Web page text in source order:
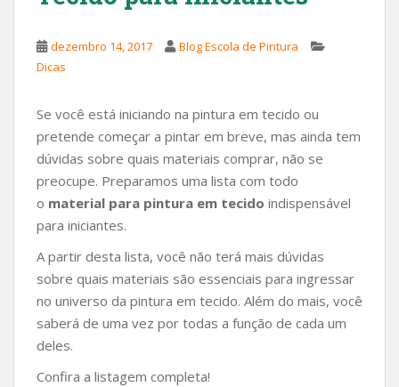
dezembro 14, 2017
Blog Escola de Pintura
Dicas
Se você está iniciando na pintura em tecido ou
pretende começar a pintar em breve, mas ainda tem
dúvidas sobre quais materiais comprar, não se
preocupe. Preparamos uma lista com todo
o material para pintura em tecido indispensável
para iniciantes.
A partir desta lista, você não terá mais dúvidas
sobre quais materiais são essenciais para ingressar
no universo da pintura em tecido. Além do mais, você
saberá de uma vez por todas a função de cada um
deles.
Confira a listagem completa!